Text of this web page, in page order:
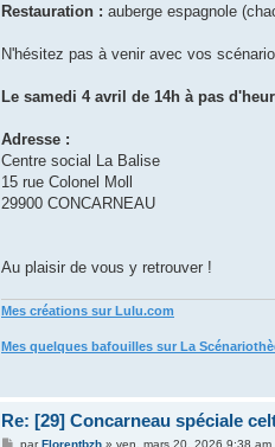
Restauration : auberge espagnole
N'hésitez pas à venir avec vos
Le samedi 4 avril de 14h à pas
Adresse :
Centre social La Balise
15 rue Colonel Moll
29900 CONCARNEAU
Au plaisir de vous y retrouver !
Mes créations sur Lulu.com
Mes quelques bafouilles sur La
Re: [29] Concarneau spéciale
MparFlorentbzh» ven. mars 20, 2026 9:38 am